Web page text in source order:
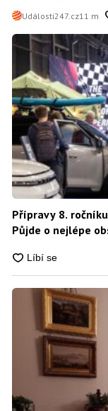
Události247.cz11 m
Přípravy 8.
Půjde o nejlépe